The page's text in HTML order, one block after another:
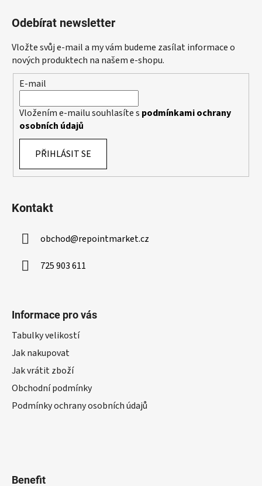
c
í
p
k
i
Odebírat newsletter
Vložte svůj e-mail a my vám budeme zasílat informace o
nových produktech na našem e-shopu.
E-mail
Vložením e-mailu souhlasíte s podmínkami ochrany
osobních údajů
PŘIHLÁSIT SE
Kontakt
obchod@repointmarket.cz
725 903 611
Informace pro vás
Tabulky velikostí
Jak nakupovat
Jak vrátit zboží
Obchodní podmínky
Podmínky ochrany osobních údajů
Benefit